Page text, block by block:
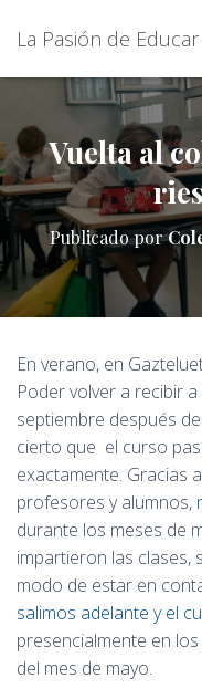
La Pasión de Educar
Vuelta al
Publicado por
En verano, en
Poder volver a recibir
septiembre después
cierto que el curso
exactamente. Gracias
profesores y alumnos,
durante los meses de
impartieron las clases,
modo de estar en
salimos adelante y el
presencialmente en
del mes de mayo.